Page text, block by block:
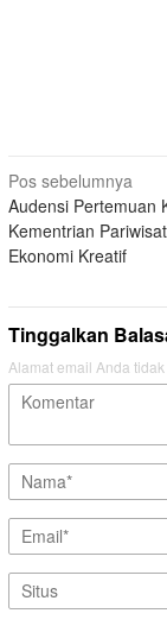
Navigasi
pos
Pos sebelumnya
Audensi Pertemuan
Kementrian
Ekonomi Kreatif
Tinggalkan
Alamat email Anda